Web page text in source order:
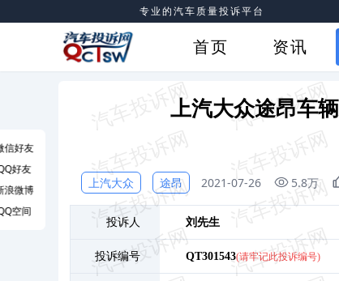
专业的汽车质量投诉平台
首页 资讯
上汽大众途昂车
上汽大众 途昂 2021-07-26 5.8万
投诉人 刘 先生
投诉编号 QT301543(请牢记此投诉编号)
信好友
好友
浪微博
空间